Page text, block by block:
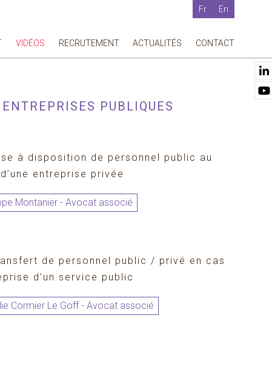
Fr En
VIDÉOS RECRUTEMENT ACTUALITÉS CONTACT
PUBLIQUES
à disposition de personnel public au
entreprise privée
Montanier - Avocat associé
de personnel public / privé en cas
d’un service public
Cormier Le Goff - Avocat associé